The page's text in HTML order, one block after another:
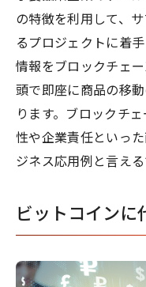
の特徴を利用して、
るプロジェクトに着
情報をブロックチェ
頭で即座に商品の移
ります。ブロックチ
性や企業責任といっ
ジネス応用例と言える
ビットコインに